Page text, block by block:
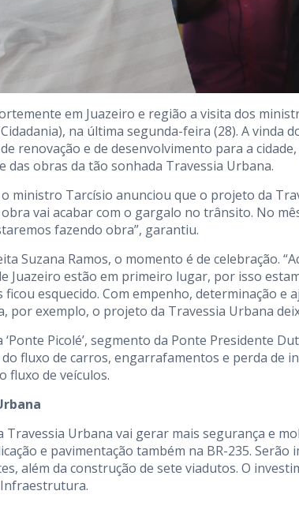
em Juazeiro e região a visita dos
na última segunda-feira (28). A
renovação e de desenvolvimento para a
das obras da tão sonhada Travessia Urbana.
ministro Tarcísio anunciou que o projeto da
obra vai acabar com o gargalo no trânsito. No
fazendo obra”, garantiu.
Suzana Ramos, o momento é de celebração.
Juazeiro estão em primeiro lugar, por isso
ficou esquecido. Com empenho, determinação e
por exemplo, o projeto da Travessia Urbana
‘Ponte Picolé’, segmento da Ponte Presidente
fluxo de carros, engarrafamentos e perda de
fluxo de veículos.
Travessia Urbana vai gerar mais segurança e
e pavimentação também na BR-235.
além da construção de sete viadutos. O